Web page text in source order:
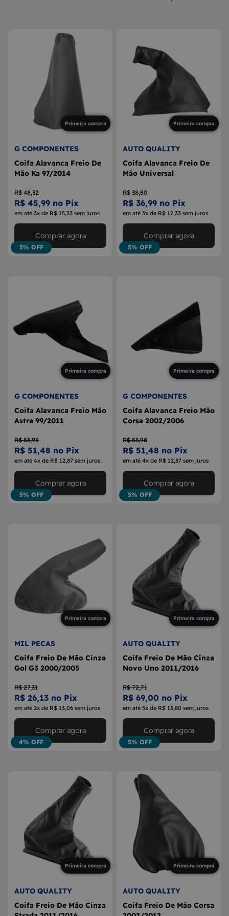
MÁQUINA DE VIDRO
Primeira compra
G COMPONENTES
Coifa Alavanca Freio De
Mão Ka 97/2014
R$ 48,32
R$ 45,99 no Pix
em até 3x de R$ 15,33 sem juros
5% OFF
Comprar agora
Primeira compra
AUTO QUALITY
Coifa Alavanca Freio De
Mão Universal
R$ 38,80
R$ 36,99 no Pix
em até 3x de R$ 12,33 sem juros
5% OFF
Comprar agora
Primeira compra
G COMPONENTES
Coifa Alavanca Freio Mão
Astra 99/2011
R$ 53,98
R$ 51,48 no Pix
em até 4x de R$ 12,87 sem juros
5% OFF
Comprar agora
Primeira compra
G COMPONENTES
Coifa Alavanca Freio Mão
Corsa 2002/2006
R$ 53,98
R$ 51,48 no Pix
em até 4x de R$ 12,87 sem juros
5% OFF
Comprar agora
Primeira compra
MIL PECAS
Coifa Freio De Mão Cinza
Gol G3 2000/2005
R$ 27,31
R$ 26,13 no Pix
em até 2x de R$ 13,06 sem juros
4% OFF
Comprar agora
Primeira compra
AUTO QUALITY
Coifa Freio De Mão Cinza
Novo Uno 2011/2016
R$ 72,71
R$ 69,00 no Pix
em até 5x de R$ 13,80 sem juros
5% OFF
Comprar agora
Primeira compra
AUTO QUALITY
Coifa Freio De Mão Cinza
Primeira compra
AUTO QUALITY
Coifa Freio De Mão Corsa